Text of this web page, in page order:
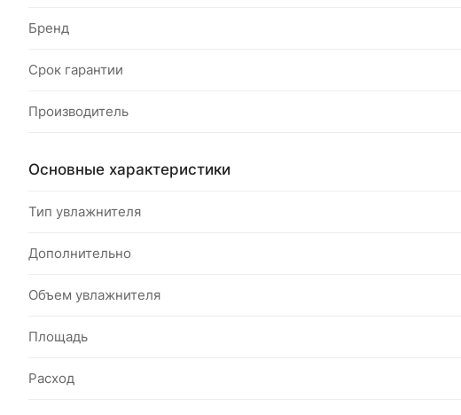
Бренд
Срок гарантии
Производитель
Основные характеристики
Тип увлажнителя
Дополнительно
Объем увлажнителя
Площадь
Расход